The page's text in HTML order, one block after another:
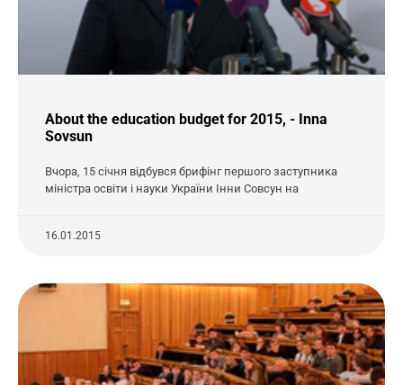
About the education budget for 2015, - Inna
Sovsun
Вчора, 15 січня відбувся брифінг першого заступника
міністра освіти і науки України Інни Совсун на
16.01.2015